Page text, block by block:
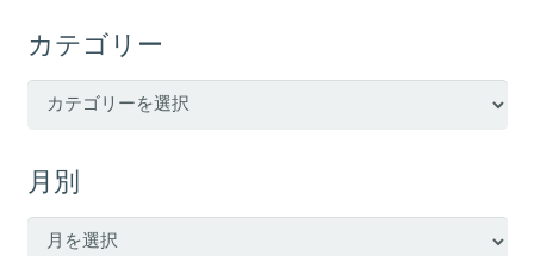
カテゴリー
リ
ー
月別